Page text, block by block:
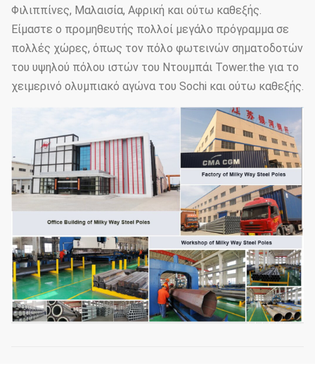
Φιλιππίνες, Μαλαισία, Αφρική και ούτω καθεξής.
Είμαστε ο προμηθευτής πολλοί μεγάλο πρόγραμμα σε
πολλές χώρες, όπως τον πόλο φωτεινών σηματοδοτών
του υψηλού πόλου ιστών του Ντουμπάι Tower.the για το
χειμερινό ολυμπιακό αγώνα του Sochi και ούτω καθεξής.